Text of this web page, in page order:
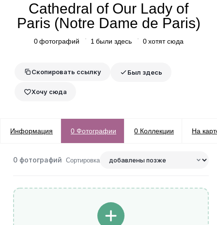
Cathedral of Our Lady of
Paris (Notre Dame de Paris)
0 фотографий 1 были здесь 0 хотят сюда
Скопировать ссылку Был здесь
Хочу сюда
Информация 0 Фотографии 0 Коллекции На
0 фотографий Сортировка